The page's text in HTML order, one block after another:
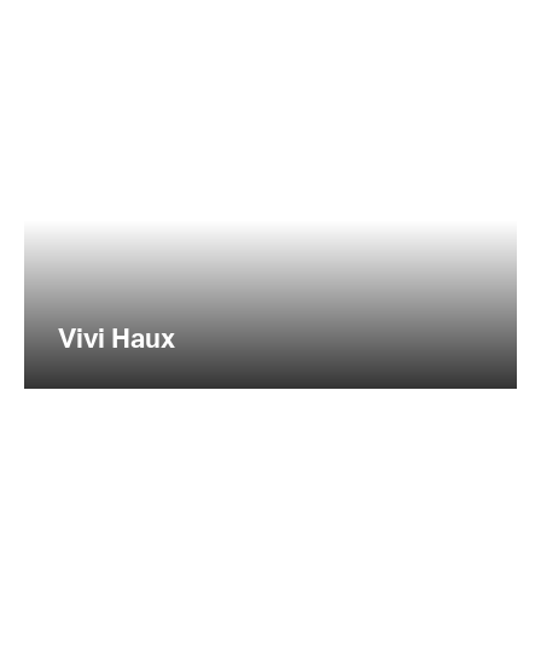
Vivi Haux